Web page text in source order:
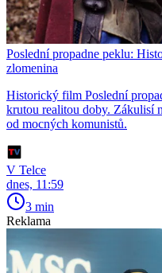
Poslední propadne peklu:
zlomenina
Historický film Poslední
krutou realitou doby. Zákulisí
od mocných komunistů.
V Telce
dnes, 11:59
3 min
Reklama